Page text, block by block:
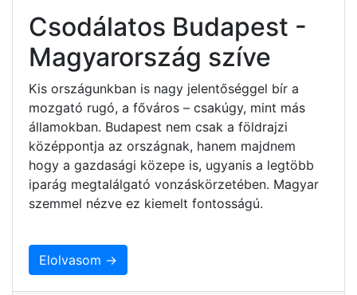
Csodálatos Budapest -
Magyarország szíve
Kis országunkban is nagy jelentőséggel bír a
mozgató rugó, a főváros – csakúgy, mint más
államokban. Budapest nem csak a földrajzi
középpontja az országnak, hanem majdnem
hogy a gazdasági közepe is, ugyanis a legtöbb
iparág megtalálgató vonzáskörzetében. Magyar
szemmel nézve ez kiemelt fontosságú.
Elolvasom →